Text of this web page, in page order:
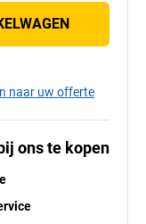
naar uw offerte
ons te kopen